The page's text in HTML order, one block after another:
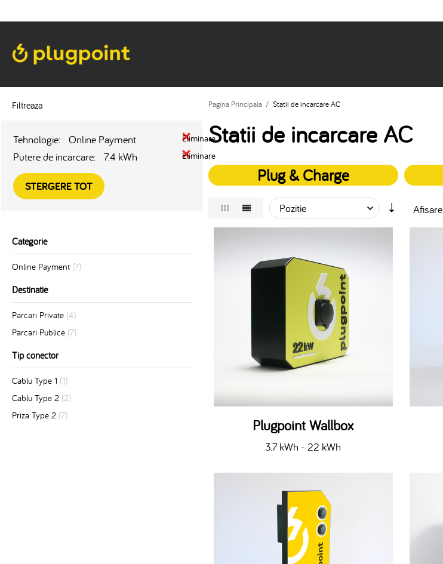
Filtreaza
Tehnologie: Online Payment Eliminare
Putere de incarcare: 7.4 kWh Eliminare
STERGERE TOT
Categorie
Online Payment (7)
Destinatie
Parcari Private (4)
Parcari Publice (7)
Tip conector
Cablu Type 1 (1)
Cablu Type 2 (2)
Priza Type 2 (7)
Pagina Principala / Statii de incarcare AC
Statii de incarcare AC
Plug & Charge
Afisare
Plugpoint Wallbox
3.7 kWh - 22 kWh